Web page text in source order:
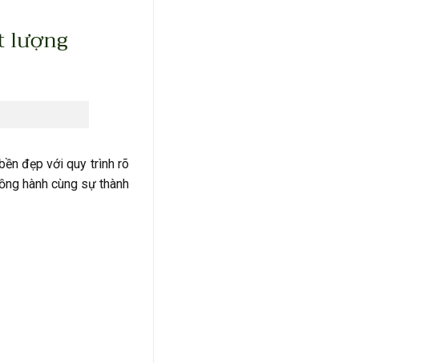
lượng
đẹp với quy trình rõ
hành cùng sự thành